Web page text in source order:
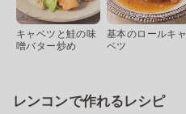
キャベツと鮭の味
噌バター炒め
基本のロールキャ
ベツ
レンコンで作れるレシピ